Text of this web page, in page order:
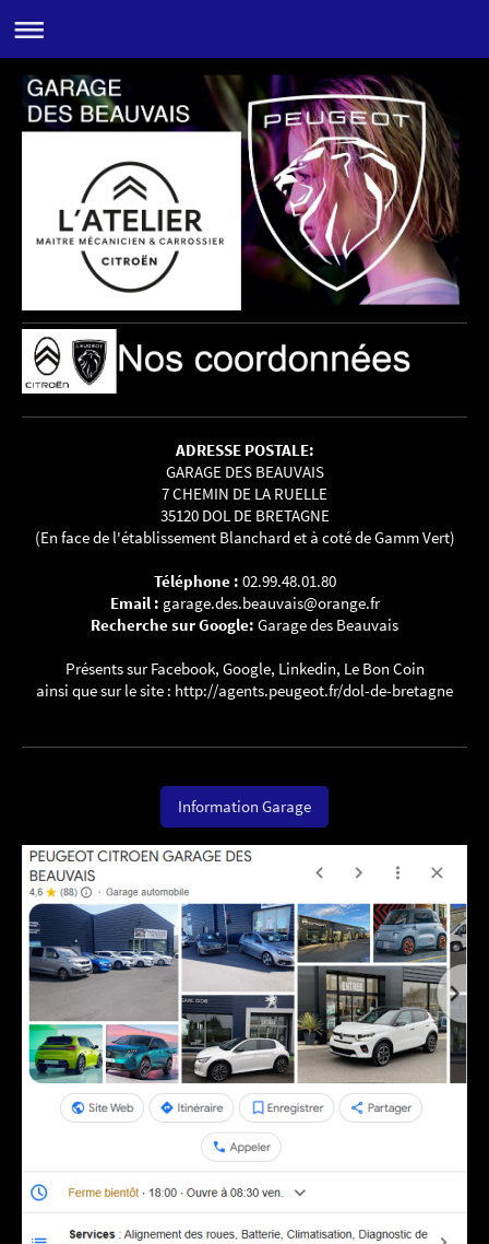
ADRESSE POSTALE:
GARAGE DES BEAUVAIS
7 CHEMIN DE LA RUELLE
35120 DOL DE BRETAGNE
(En face de l'établissement Blanchard et à coté de Gamm Vert)
Téléphone : 02.99.48.01.80
Email : garage.des.beauvais@orange.fr
Recherche sur Google: Garage des Beauvais
Présents sur Facebook, Google, Linkedin, Le Bon Coin
ainsi que sur le site : http://agents.peugeot.fr/dol-de-bretagne
Information Garage